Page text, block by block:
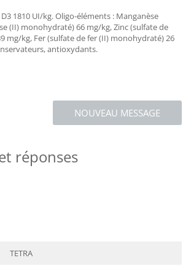
1810 UI/kg. Oligo-éléments : Manganèse
(II) monohydraté) 66 mg/kg, Zinc (sulfate de
mg/kg, Fer (sulfate de fer (II) monohydraté) 26
antioxydants.
NOUVEAU MESSAGE
réponses
TETRA